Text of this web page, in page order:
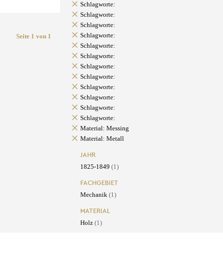
Seite 1 von 1
Schlagworte:
Schlagworte:
Schlagworte:
Schlagworte:
Schlagworte:
Schlagworte:
Schlagworte:
Schlagworte:
Schlagworte:
Schlagworte:
Schlagworte:
Schlagworte:
Material: Messing
Material: Metall
JAHR
1825-1849 (1)
FACHGEBIET
Mechanik (1)
MATERIAL
Holz (1)